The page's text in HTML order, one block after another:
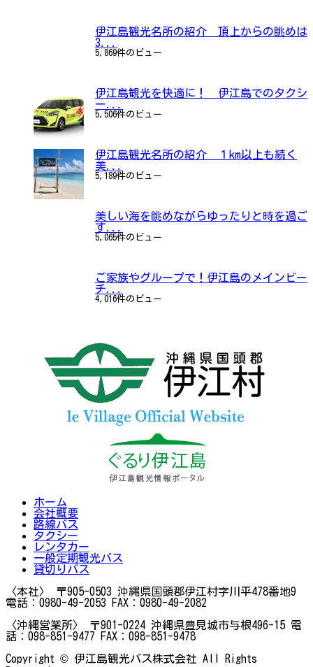
伊江島観光名所の紹介 頂上からの眺めは
3...
5,869件のビュー
伊江島観光を快適に！ 伊江島でのタクシ
ー...
5,506件のビュー
伊江島観光名所の紹介 １km以上も続く
美...
5,189件のビュー
美しい海を眺めながらゆったりと時を過ご
す...
5,065件のビュー
ご家族やグループで！伊江島のメインビー
チ...
4,016件のビュー
ホーム
会社概要
路線バス
タクシー
レンタカー
一般定期観光バス
貸切りバス
〈本社〉
〒905-0503 沖縄県国頭郡伊江村字川平478番地9
電話：0980-49-2053 FAX：0980-49-2082
〈沖縄営業所〉
〒901-0224 沖縄県豊見城市与根496-15電
話：098-851-9477 FAX：098-851-9478
Copyright © 伊江島観光バス株式会社 All Rights